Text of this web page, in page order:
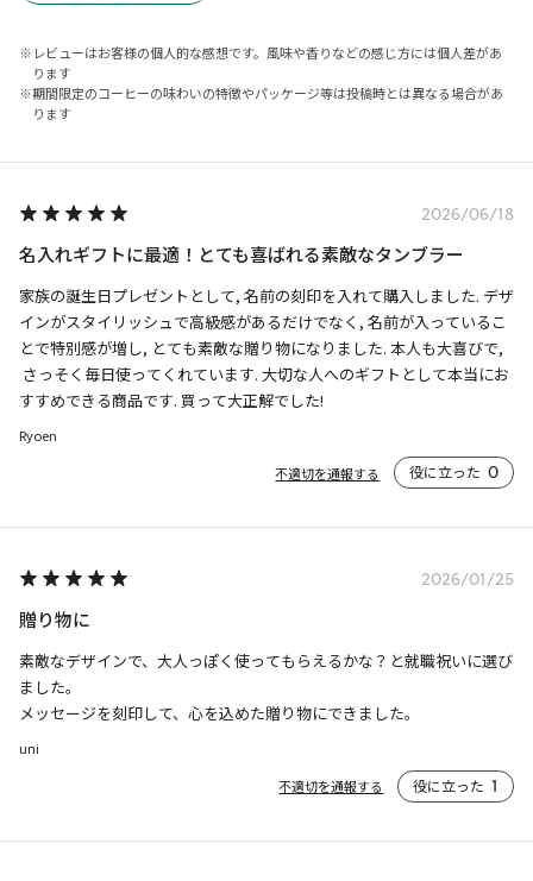
レビューはお客様の個人的な感想です。風味や香りなどの感じ方には個人差があ
ります
期間限定のコーヒーの味わいの特徴やパッケージ等は投稿時とは異なる場合があ
ります
2026/06/18
名入れギフトに最適！とても喜ばれる素敵なタンブラー
家族の誕生日プレゼントとして, 名前の刻印を入れて購入しました. デザ
インがスタイリッシュで高級感があるだけでなく, 名前が入っているこ
とで特別感が増し, とても素敵な贈り物になりました. 本人も大喜びで,
さっそく毎日使ってくれています. 大切な人へのギフトとして本当にお
すすめできる商品です. 買って大正解でした!
Ryoen
不適切を通報する 役に立った 0
2026/01/25
贈り物に
素敵なデザインで、大人っぽく使ってもらえるかな？と就職祝いに選び
ました。
メッセージを刻印して、心を込めた贈り物にできました。
uni
不適切を通報する 役に立った 1